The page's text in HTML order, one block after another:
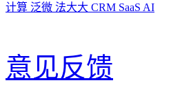
计算 泛微 法大大 CRM SaaS AI
意见反馈